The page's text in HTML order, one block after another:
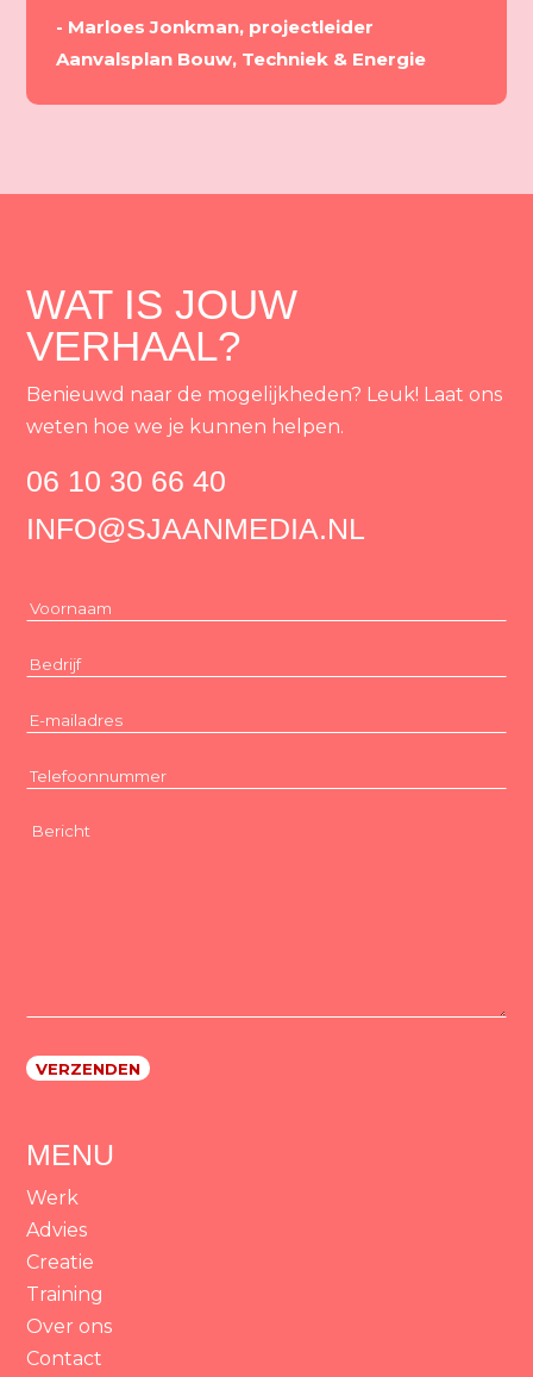
- Marloes Jonkman, projectleider
Aanvalsplan Bouw, Techniek & Energie
WAT IS JOUW
VERHAAL?
Benieuwd naar de mogelijkheden? Leuk! Laat ons
weten hoe we je kunnen helpen.
06 10 30 66 40
INFO@SJAANMEDIA.NL
Voornaam
Bedrijf
E-
Telefoonnummer
Bericht
MENU
Werk
Advies
Creatie
Training
Over ons
Contact